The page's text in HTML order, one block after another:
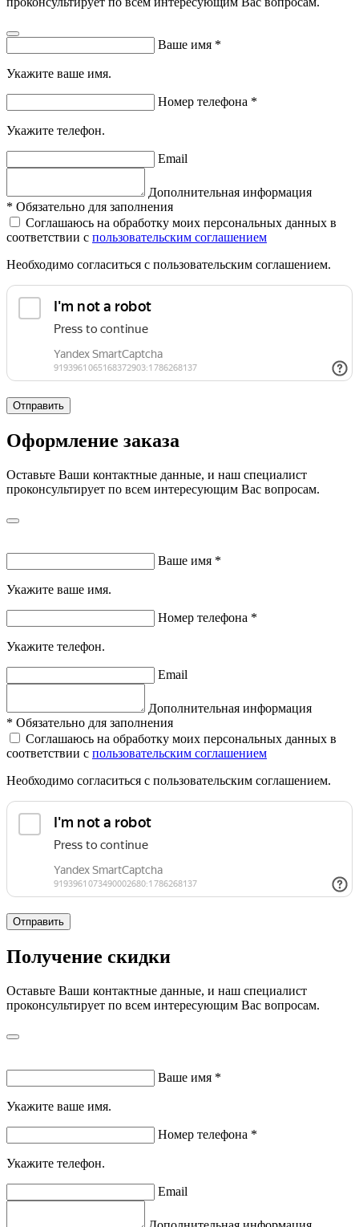
Ваше имя *
Укажите ваше имя.
Номер телефона *
Укажите телефон.
Email
Дополнительная информация
* Обязательно для заполнения
Соглашаюсь на обработку моих персональных данных в
соответствии с пользовательским соглашением
Необходимо согласиться с пользовательским соглашением.
Отправить
Оформление заказа
Оставьте Ваши контактные данные, и наш специалист
проконсультирует по всем интересующим Вас вопросам.
Ваше имя *
Укажите ваше имя.
Номер телефона *
Укажите телефон.
Email
Дополнительная информация
* Обязательно для заполнения
Соглашаюсь на обработку моих персональных данных в
соответствии с пользовательским соглашением
Необходимо согласиться с пользовательским соглашением.
Отправить
Получение скидки
Оставьте Ваши контактные данные, и наш специалист
проконсультирует по всем интересующим Вас вопросам.
Ваше имя *
Укажите ваше имя.
Номер телефона *
Укажите телефон.
Email